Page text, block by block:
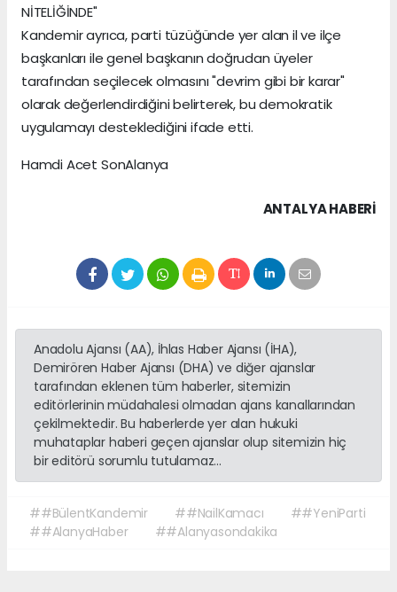
NİTELİĞİNDE"
Kandemir ayrıca, parti tüzüğünde yer alan il ve ilçe
başkanları ile genel başkanın doğrudan üyeler
tarafından seçilecek olmasını "devrim gibi bir karar"
olarak değerlendirdiğini belirterek, bu demokratik
uygulamayı desteklediğini ifade etti.
Hamdi Acet SonAlanya
ANTALYA HABERİ
Anadolu Ajansı (AA), İhlas Haber Ajansı (İHA),
Demirören Haber Ajansı (DHA) ve diğer ajanslar
tarafından eklenen tüm haberler, sitemizin
editörlerinin müdahalesi olmadan ajans kanallarından
çekilmektedir. Bu haberlerde yer alan hukuki
muhataplar haberi geçen ajanslar olup sitemizin hiç
bir editörü sorumlu tutulamaz...
##BülentKandemir ##NailKamacı
##YeniParti
##AlanyaHaber
##Alanyasondakika